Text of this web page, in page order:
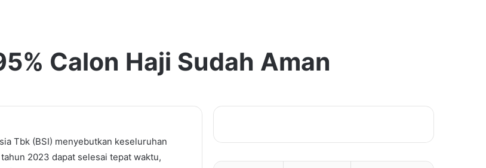
Calon Haji Sudah Aman
Tbk (BSI) menyebutkan keseluruhan
2023 dapat selesai tepat waktu,